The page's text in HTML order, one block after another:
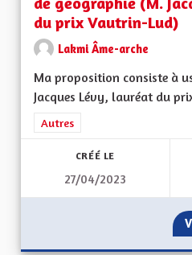
du prix Vautrin-Lud)
Lakmi Âme-arche
Ma proposition consiste à
Jacques Lévy, lauréat du
Filtrer les résultats de la
Autres
CRÉÉ LE
27/04/2023